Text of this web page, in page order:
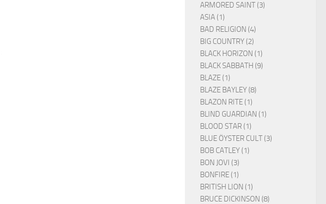
ARMORED SAINT (3)
ASIA (1)
BAD RELIGION (4)
BIG COUNTRY (2)
BLACK HORIZON (1)
BLACK SABBATH (9)
BLAZE (1)
BLAZE BAYLEY (8)
BLAZON RITE (1)
BLIND GUARDIAN (1)
BLOOD STAR (1)
BLUE ÖYSTER CULT (3)
BOB CATLEY (1)
BON JOVI (3)
BONFIRE (1)
BRITISH LION (1)
BRUCE DICKINSON (8)